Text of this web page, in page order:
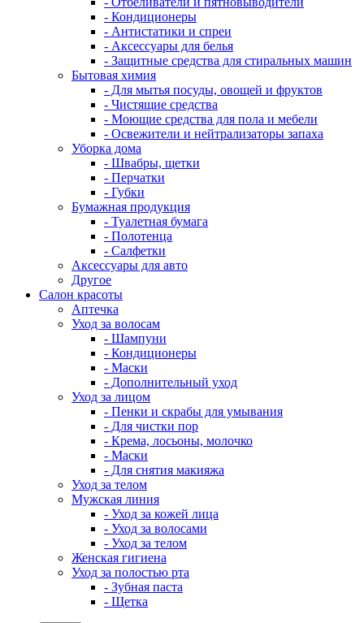
- Кондиционеры
- Антистатики и спреи
- Аксессуары для белья
- Защитные средства для стиральных машин
Бытовая химия
- Для мытья посуды, овощей и фруктов
- Чистящие средства
- Моющие средства для пола и мебели
- Освежители и нейтрализаторы запаха
Уборка дома
- Швабры, щетки
- Перчатки
- Губки
Бумажная продукция
- Туалетная бумага
- Полотенца
- Салфетки
Аксессуары для авто
Другое
Салон красоты
Аптечка
Уход за волосам
- Шампуни
- Кондиционеры
- Маски
- Дополнительный уход
Уход за лицом
- Пенки и скрабы для умывания
- Для чистки пор
- Крема, лосьоны, молочко
- Маски
- Для снятия макияжа
Уход за телом
Мужская линия
- Уход за кожей лица
- Уход за волосами
- Уход за телом
Женская гигиена
Уход за полостью рта
- Зубная паста
- Щетка